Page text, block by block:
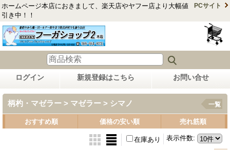
ホームページ本店におきまして、楽天店やヤフー店より大幅値
引き中！！
PCサイト
ログイン 新規登録はこちら お問い合せ
柄杓・マゼラー > マゼラー > シマノ 一覧
おすすめ順 価格の安い順 売れ筋順
表示件数:
在庫あり